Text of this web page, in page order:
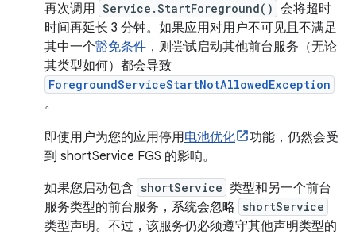
再次调用 Service.StartForeground() 会将超时
时间再延长 3 分钟。如果应用对用户不可见且不满足
其中一个豁免条件 ，则尝试启动其他前台服务（无论
其类型如何）都会导致
ForegroundServiceStartNotAllowedException
。
即使用户为您的应用停用电池优化
功能，仍然会受
到 shortService FGS 的影响。
如果您启动包含 shortService 类型和另一个前台
服务类型的前台服务，系统会忽略 shortService
类型声明。不过，该服务仍必须遵守其他声明类型的